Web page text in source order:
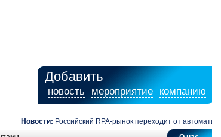
Добавить
новость мероприятие компанию
Новости: Российский RPA-рынок переходит от